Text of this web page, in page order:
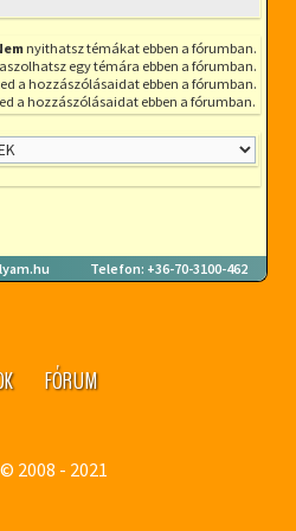
nyithatsz témákat ebben a fórumban.
egy témára ebben a fórumban.
a hozzászólásaidat ebben a fórumban.
a hozzászólásaidat ebben a fórumban.
Telefon: +36-70-3100-462
FÓRUM
© 2008 - 2021